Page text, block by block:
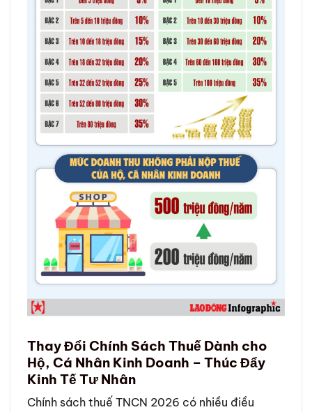
Thay Đổi Chính Sách Thuế Dành cho
Hộ, Cá Nhân Kinh Doanh – Thúc Đẩy
Kinh Tế Tư Nhân
Chính sách thuế TNCN 2026 có nhiều điều